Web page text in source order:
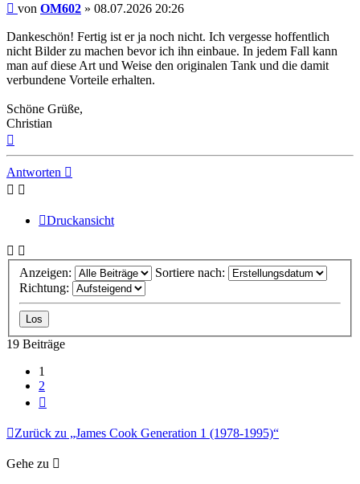
Beitrag
von OM602 » 08.07.2026 20:26
Dankeschön! Fertig ist er ja noch nicht. Ich vergesse hoffentlich
nicht Bilder zu machen bevor ich ihn einbaue. In jedem Fall kann
man auf diese Art und Weise den originalen Tank und die damit
verbundene Vorteile erhalten.
Schöne Grüße,
Christian
oben
Antworten
Druckansicht
Anzeigen:
Sortiere nach:
Richtung:
19 Beiträge
1
2
Zurück zu „James Cook Generation 1 (1978-1995)“
Gehe zu